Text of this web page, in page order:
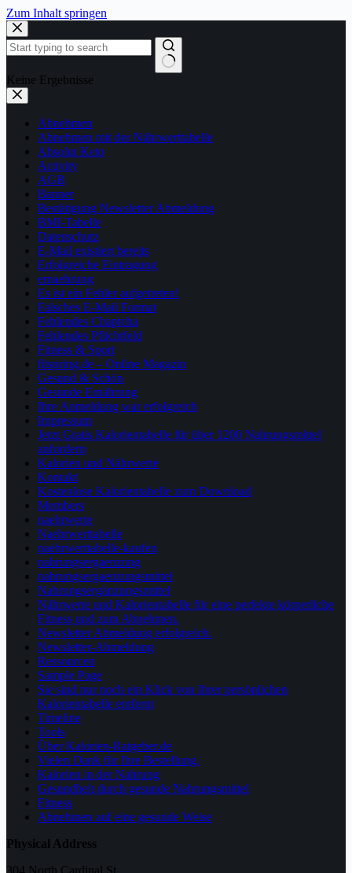
Zum Inhalt springen
Keine Ergebnisse
Abnehmen
Abnehmen mit der Nährwerttabelle
Absolut Keto
Activity
AGB
Banner
Bestätigung Newsletter Abmeldung
BMI-Tabelle
Datenschutz
E-Mail existiert bereits
Erfolgreiche Eintragung
ernaehrung
Es ist ein Fehler aufgetreten!
Falsches E-Mail Format
Fehlendes Chaptcha
Fehlendes Pflichtfeld
Fitness & Sport
fitspring.de – Online Magazin
Gesund & Schön
Gesunde Ernährung
Ihre Anmeldung war erfolgreich
Impressum
Jetzt Gratis Kalorientabelle für über 1200 Nahrungsmittel
anfordern
Kalorien und Nährwerte
Kontakt
Kostenlose Kalorientabelle zum Download
Members
naehrwerte
Naehrwerttabelle
naehrwerttabelle-kaufen
nahrungsergaenzung
nahrungsergaenzungsmittel
Nahrungsergänzungsmittel
Nährwerte und Kalorientabelle für eine perfekte körperliche
Fitness und zum Abnehmen.
Newsletter Abmeldung erfolgreich.
Newsletter-Abmeldung
Ressourcen
Sample Page
Sie sind nur noch ein Klick von Ihrer persönlichen
Kalorientabelle entfernt
Timeline
Tools
Über Kalorien-Ratgeber.de
Vielen Dank für Ihre Bestellung.
Kalorien in der Nahrung
Gesundheit durch gesunde Nahrungsmittel
Fitness
Abnehmen auf eine gesunde Weise
Physical Address
304 North Cardinal St.